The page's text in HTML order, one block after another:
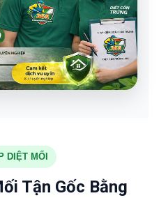
DIỆT MỐI
Tận Gốc Bằng